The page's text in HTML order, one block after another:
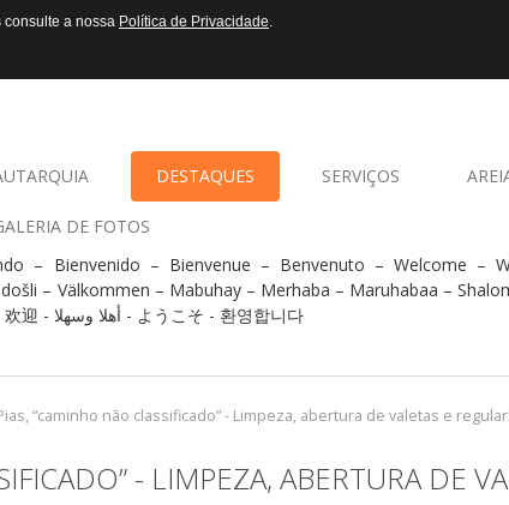
DESTAQUES SERVIÇOS
DE FOTOS
– Bienvenido – Bienvenue – Benvenuto – Welcome –
– Välkommen – Mabuhay – Merhaba – Maruhabaa –
- 歡迎, 欢迎 - أهلا وسهلا - ようこそ - 환영합니다
“caminho não classificado” - Limpeza, abertura de valetas e
- LIMPEZA, ABERTURA DE
consulte a nossa Política de Privacidade.